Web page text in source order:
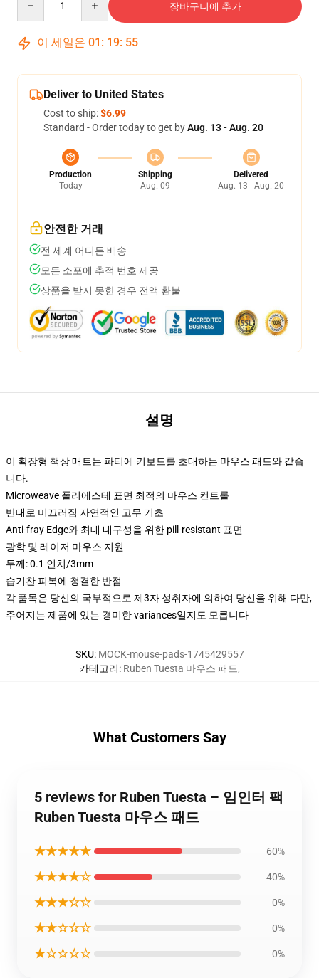
장바구니에 추가
이 세일은 01 : 19: 54
Deliver to United States
Cost to ship:$6.99
Standard - Order today to get byAug. 13 - Aug. 20
Production
Today
Shipping
Aug. 09
Delivered
Aug. 13 - Aug. 20
안전한 거래
전 세계 어디든 배송
모든 소포에 추적 번호 제공
상품을 받지 못한 경우 전액 환불
설명
이 확장형 책상 매트는 파티에 키보드를 초대하는 마우스 패드와 같습
니다.
Microweave 폴리에스테 표면 최적의 마우스 컨트롤
반대로 미끄러짐 자연적인 고무 기초
Anti-fray Edge와 최대 내구성을 위한 pill-resistant 표면
광학 및 레이저 마우스 지원
두께: 0.1 인치/3mm
습기찬 피복에 청결한 반점
각 품목은 당신의 국부적으로 제3자 성취자에 의하여 당신을 위해 다만,
주어지는 제품에 있는 경미한 variances일지도 모릅니다
SKU: MOCK-mouse-pads-1745429557
카테고리: Ruben Tuesta 마우스 패드,
What Customers Say
5 reviews for Ruben Tuesta – 임인터 팩
Ruben Tuesta 마우스 패드
★★★★★ 60%
★★★★☆ 40%
★★★☆☆ 0%
★★☆☆☆ 0%
★☆☆☆☆ 0%